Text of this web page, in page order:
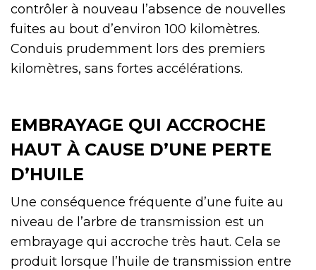
contrôler à nouveau l’absence de nouvelles
fuites au bout d’environ 100 kilomètres.
Conduis prudemment lors des premiers
kilomètres, sans fortes accélérations.
EMBRAYAGE QUI ACCROCHE
HAUT À CAUSE D’UNE PERTE
D’HUILE
Une conséquence fréquente d’une fuite au
niveau de l’arbre de transmission est un
embrayage qui accroche très haut. Cela se
produit lorsque l’huile de transmission entre